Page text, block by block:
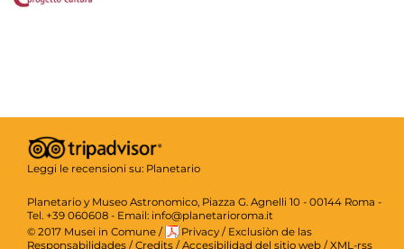
Leggi le recensioni su: Planetario
Planetario y Museo Astronomico, Piazza G. Agnelli 10 - 00144 Roma -
Tel. +39 060608 - Email: info@planetarioroma.it
© 2017 Musei in Comune / Privacy / Exclusiòn de las
Responsabilidades / Credits / Accesibilidad del sitio web / XML-rss